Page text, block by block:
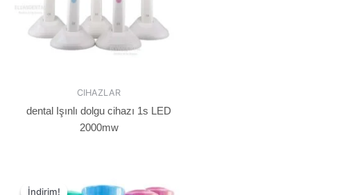
CIHAZLAR
dental Işınlı dolgu cihazı 1s LED
2000mw
İndirim!
İndirim!